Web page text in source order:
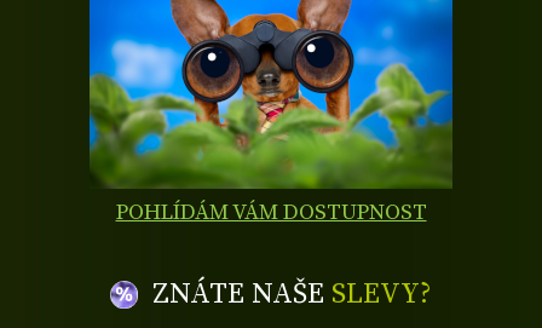
POHLÍDÁM VÁM DOSTUPNOST
ZNÁTE NAŠE SLEVY?